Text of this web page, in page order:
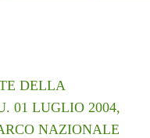
DELLA
01 LUGLIO 2004,
NAZIONALE